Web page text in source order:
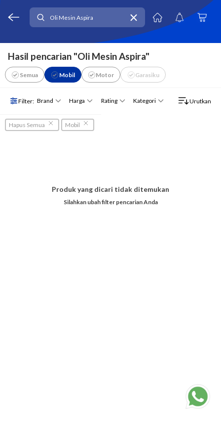
Hasil pencarian "Oli Mesin Aspira"
Semua Mobil Motor Garasiku
Filter: Brand Harga Rating Kategori Urutkan
Hapus Semua Mobil
Produk yang dicari tidak ditemukan
Silahkan ubah filter pencarian Anda